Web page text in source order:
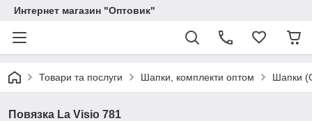
Интернет магазин "Оптовик"
Товари та послуги Шапки, комплекти оптом Шапки
Повязка La Visio 781